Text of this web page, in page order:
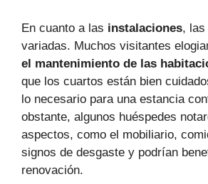
En cuanto a las instalaciones, las
variadas. Muchos visitantes
el mantenimiento de las
que los cuartos están bien
lo necesario para una estancia
obstante, algunos huéspedes
aspectos, como el mobiliario,
signos de desgaste y podrían
renovación.